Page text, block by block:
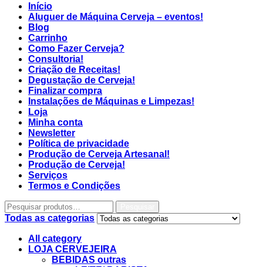
Início
Aluguer de Máquina Cerveja – eventos!
Blog
Carrinho
Como Fazer Cerveja?
Consultoria!
Criação de Receitas!
Degustação de Cerveja!
Finalizar compra
Instalações de Máquinas e Limpezas!
Loja
Minha conta
Newsletter
Política de privacidade
Produção de Cerveja Artesanal!
Produção de Cerveja!
Serviços
Termos e Condições
Todas as categorias
All category
LOJA CERVEJEIRA
BEBIDAS outras